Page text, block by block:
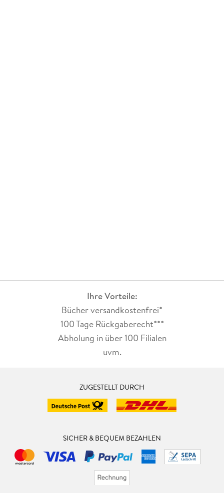
Ihre Vorteile:
Bücher versandkostenfrei*
100 Tage Rückgaberecht***
Abholung in über 100 Filialen
uvm.
ZUGESTELLT DURCH
SICHER & BEQUEM BEZAHLEN